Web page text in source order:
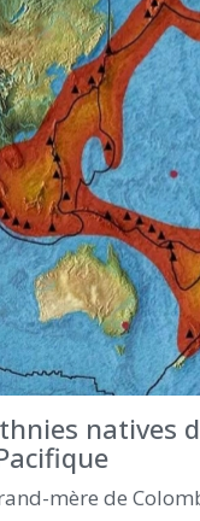
natives
mère de